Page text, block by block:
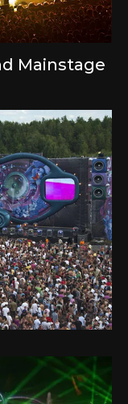
Mainstage